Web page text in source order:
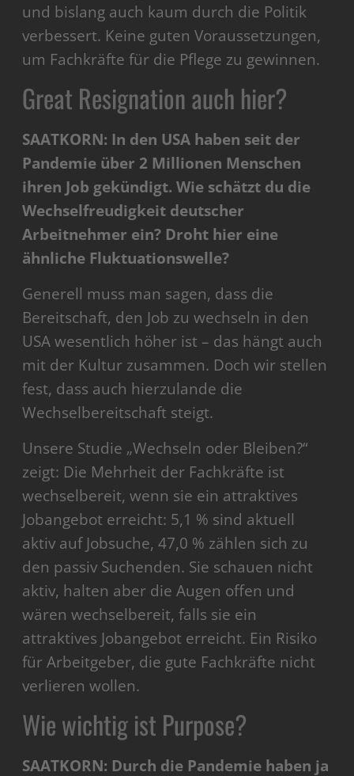
und bislang auch kaum durch die Politik
verbessert. Keine guten Voraussetzungen,
um Fachkräfte für die Pflege zu gewinnen.
Great Resignation auch hier?
SAATKORN: In den USA haben seit der
Pandemie über 2 Millionen Menschen
ihren Job gekündigt. Wie schätzt du die
Wechselfreudigkeit deutscher
Arbeitnehmer ein? Droht hier eine
ähnliche Fluktuationswelle?
Generell muss man sagen, dass die
Bereitschaft, den Job zu wechseln in den
USA wesentlich höher ist – das hängt auch
mit der Kultur zusammen. Doch wir stellen
fest, dass auch hierzulande die
Wechselbereitschaft steigt.
Unsere Studie „Wechseln oder Bleiben?“
zeigt: Die Mehrheit der Fachkräfte ist
wechselbereit, wenn sie ein attraktives
Jobangebot erreicht: 5,1 % sind aktuell
aktiv auf Jobsuche, 47,0 % zählen sich zu
den passiv Suchenden. Sie schauen nicht
aktiv, halten aber die Augen offen und
wären wechselbereit, falls sie ein
attraktives Jobangebot erreicht. Ein Risiko
für Arbeitgeber, die gute Fachkräfte nicht
verlieren wollen.
Wie wichtig ist Purpose?
SAATKORN: Durch die Pandemie haben ja